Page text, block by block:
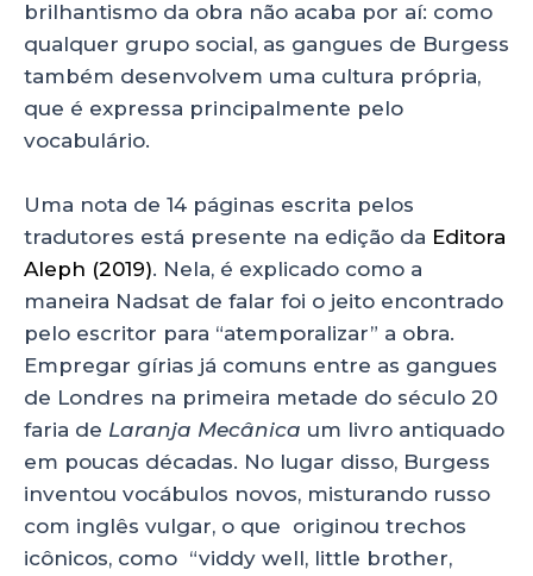
brilhantismo da obra não acaba por aí: como
qualquer grupo social, as gangues de Burgess
também desenvolvem uma cultura própria,
que é expressa principalmente pelo
vocabulário.
Uma nota de 14 páginas escrita pelos
tradutores está presente na edição da Editora
Aleph (2019). Nela, é explicado como a
maneira Nadsat de falar foi o jeito encontrado
pelo escritor para “atemporalizar” a obra.
Empregar gírias já comuns entre as gangues
de Londres na primeira metade do século 20
faria de Laranja Mecânica um livro antiquado
em poucas décadas. No lugar disso, Burgess
inventou vocábulos novos, misturando russo
com inglês vulgar, o que originou trechos
icônicos, como “viddy well, little brother,